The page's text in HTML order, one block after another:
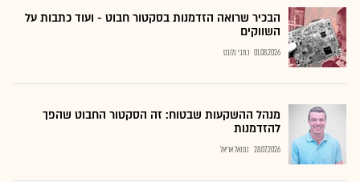
הבכיר שרואה הזדמנות בסקטור חבוט - ועוד כתבות על
השווקים
01.08.2026 כתבי גלובס
מנהל ההשקעות שבטוח: זה הסקטור החבוט שהפך
להזדמנות
28.07.2026 נתנאל אריאל